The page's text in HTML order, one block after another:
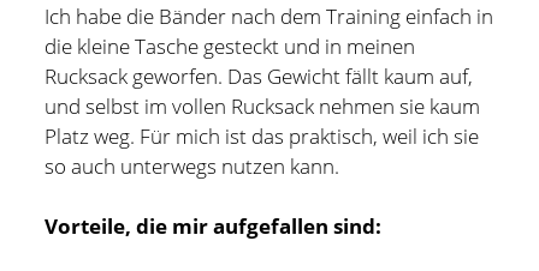
Ich habe die Bänder nach dem Training einfach in
die kleine Tasche gesteckt und in meinen
Rucksack geworfen. Das Gewicht fällt kaum auf,
und selbst im vollen Rucksack nehmen sie kaum
Platz weg. Für mich ist das praktisch, weil ich sie
so auch unterwegs nutzen kann.
Vorteile, die mir aufgefallen sind: